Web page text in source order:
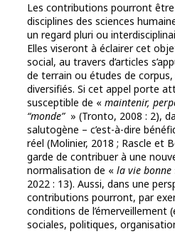
Les contributions pourront
disciplines des sciences
un regard pluri ou
Elles viseront à éclairer cet
social, au travers d’articles
de terrain ou études de
diversifiés. Si cet appel porte
susceptible de « maintenir,
“monde” » (Tronto, 2008 : 2),
salutogène – c’est-à-dire
réel (Molinier, 2018 ; Rascle et
garde de contribuer à une
normalisation de « la vie bonne
2022 : 13). Aussi, dans une
contributions pourront, par
conditions de l’émerveillement
sociales, politiques,